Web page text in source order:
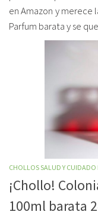
en Amazon y merece
Parfum barata y se
CHOLLOS SALUD Y CUIDADO
¡Chollo!
100ml barata